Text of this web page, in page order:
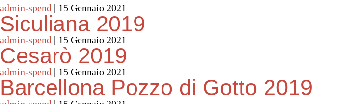
admin-spend | 15 Gennaio 2021
Siculiana 2019
admin-spend | 15 Gennaio 2021
Cesarò 2019
admin-spend | 15 Gennaio 2021
Barcellona Pozzo di Gotto 2019